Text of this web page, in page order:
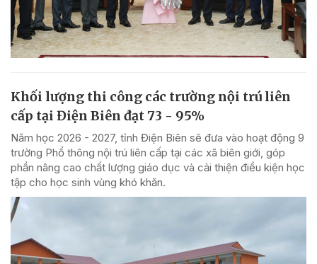
Khối lượng thi công các trường nội trú liên
cấp tại Điện Biên đạt 73 - 95%
Năm học 2026 - 2027, tỉnh Điện Biên sẽ đưa vào hoạt động 9
trường Phổ thông nội trú liên cấp tại các xã biên giới, góp
phần nâng cao chất lượng giáo dục và cải thiện điều kiện học
tập cho học sinh vùng khó khăn.